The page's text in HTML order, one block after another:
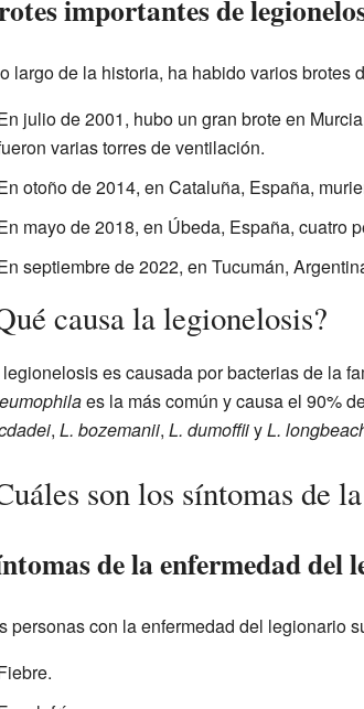
importantes de
largo de la historia, ha habido varios brotes
julio de 2001, hubo un gran brote en
varias torres de ventilación.
otoño de 2014, en Cataluña, España,
mayo de 2018, en Úbeda, España, cuatro
septiembre de 2022, en Tucumán,
causa la legionelosis?
legionelosis es causada por bacterias de la
es la más común y causa el 90%
, L. bozemanii, L. dumoffiiyL.
son los síntomas de
de la enfermedad del
personas con la enfermedad del legionario